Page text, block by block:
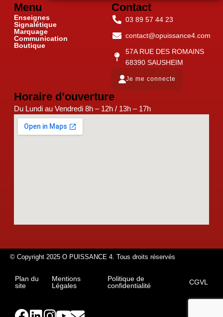
Menu
Enseignes
Signalétique
Marquage
Communication
Boutique
Contact
03 89 57 44 23
contact@opuissance4.com
57A RUE DES ROMAINS
68390 SAUSHEIM
Je me connecte
Horaire d’ouverture
Du Lundi au Vendredi 8h – 12h / 13h – 17h
© Copyright 2025 O PUISSANCE 4. Tous droits réservés
Plan du
site
Mentions
Légales
Politique de
confidentialité
CGVL